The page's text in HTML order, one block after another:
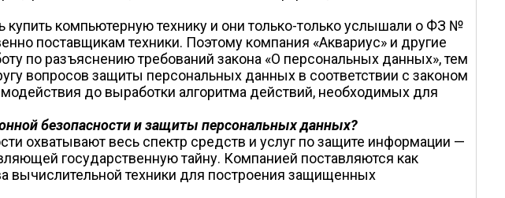
компьютерную технику и они только-только услышали о ФЗ №
поставщикам техники. Поэтому компания «Аквариус» и другие
по разъяснению требований закона «О персональных данных», тем
вопросов защиты персональных данных в соответствии с законом
до выработки алгоритма действий, необходимых для
безопасности и защиты персональных данных?
охватывают весь спектр средств и услуг по защите информации —
государственную тайну. Компанией поставляются как
техники для построения защищенных